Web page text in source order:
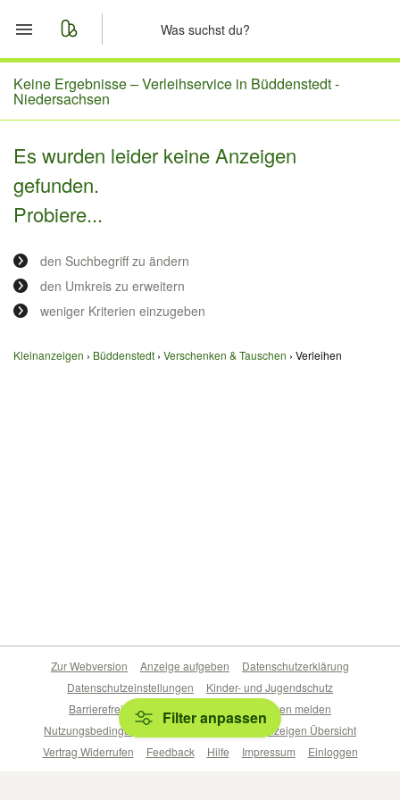
Start
Merkliste
Nachrichten
Anzeige aufgeben
Keine Ergebnisse –Verleihservice in Büddenstedt -
Niedersachsen
Es wurden leider keine Anzeigen
gefunden.
Probiere...
den Suchbegriff zu ändern
den Umkreis zu erweitern
weniger Kriterien einzugeben
Kleinanzeigen Büddenstedt Verschenken & Tauschen Verleihen
Filter anpassen
Zur Webversion Anzeige aufgeben
Datenschutzerklärung
Datenschutzeinstellungen
Kinder- und Jugendschutz
Barrierefreiheitserklärung
Sicherheitslücken melden
Nutzungsbedingungen
Beliebte Suchen
Anzeigen Übersicht
Vertrag Widerrufen
Feedback Hilfe Impressum Einloggen